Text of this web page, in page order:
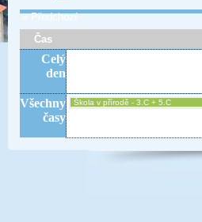
« Předchozí
Čas
Celý
den
Všechny
časy
Škola v přírodě - 3.C + 5.C